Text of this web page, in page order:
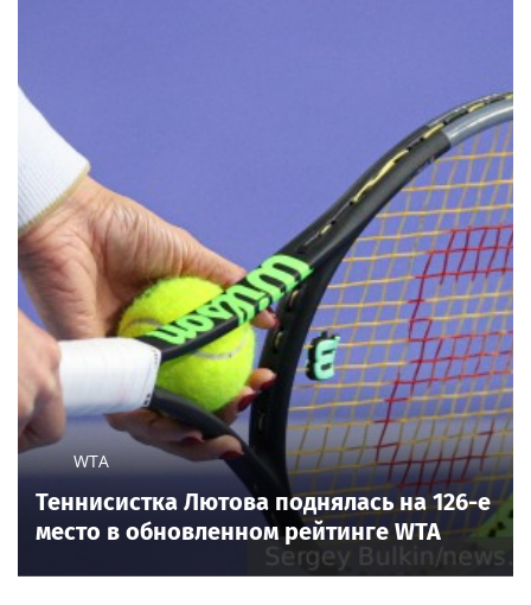
WTA
Теннисистка Лютова поднялась на 126-е
место в обновленном рейтинге WTA